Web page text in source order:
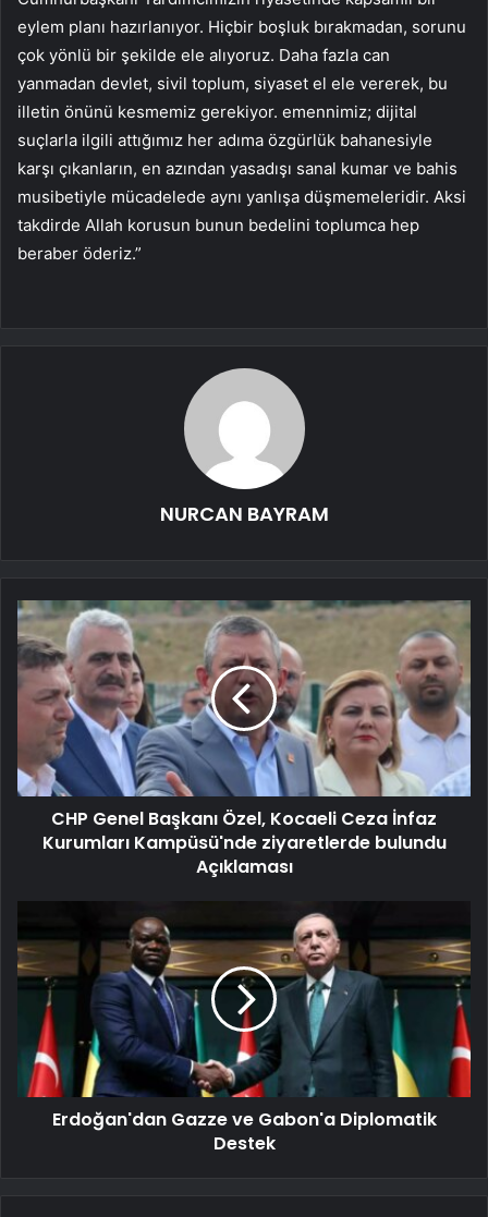
eylem planı hazırlanıyor. Hiçbir boşluk bırakmadan, sorunu
çok yönlü bir şekilde ele alıyoruz. Daha fazla can
yanmadan devlet, sivil toplum, siyaset el ele vererek, bu
illetin önünü kesmemiz gerekiyor. emennimiz; dijital
suçlarla ilgili attığımız her adıma özgürlük bahanesiyle
karşı çıkanların, en azından yasadışı sanal kumar ve bahis
musibetiyle mücadelede aynı yanlışa düşmemeleridir. Aksi
takdirde Allah korusun bunun bedelini toplumca hep
beraber öderiz.”
NURCAN BAYRAM
CHP Genel Başkanı Özel, Kocaeli Ceza İnfaz
Kurumları Kampüsü'nde ziyaretlerde bulundu
Açıklaması
Erdoğan'dan Gazze ve Gabon'a Diplomatik
Destek